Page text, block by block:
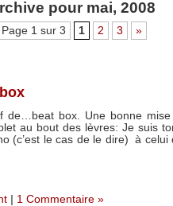
pour mai, 2008
Page 1 sur 3 1 2 3 »
de…beat box. Une bonne
au bout des lèvres: Je suis
(c’est le cas de le dire) à celui
1 Commentaire »